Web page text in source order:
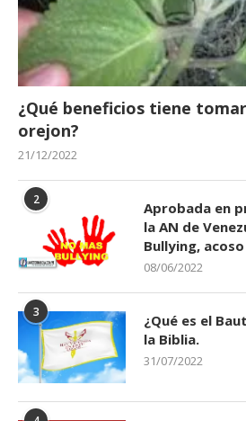
¿Qué beneficios tiene
orejon?
21/12/2022
2
Aprobada en
la AN de
Bullying,
08/06/2022
3
¿Qué es el
la Biblia.
31/07/2022